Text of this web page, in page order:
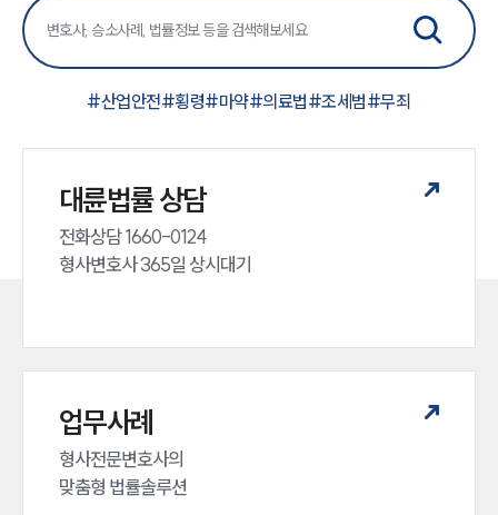
#산업안전#횡령#마약#의료법#조세범#무죄
대륜법률 상담
전화상담 1660-0124
형사변호사 365일 상시대기
업무사례
형사전문변호사의
맞춤형 법률솔루션